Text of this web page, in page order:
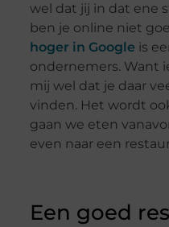
wel dat jij in dat ene
ben je online niet
hoger in Google is
ondernemers. Want
mij wel dat je daar
vinden. Het wordt
gaan we eten
even naar een
Een goed